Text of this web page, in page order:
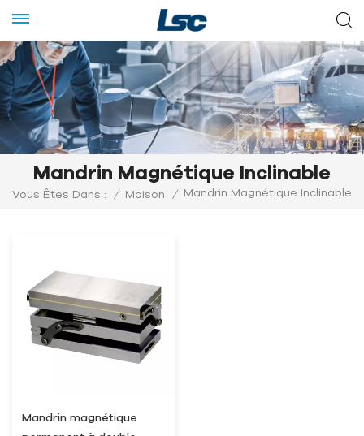
Mandrin Magnétique Inclinable
Vous Êtes Dans : / Maison / Mandrin Magnétique Inclinable
Mandrin magnétique